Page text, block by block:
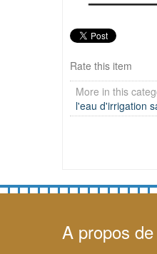
Rate this item
More in this
l'eau d'irrigation
A propos